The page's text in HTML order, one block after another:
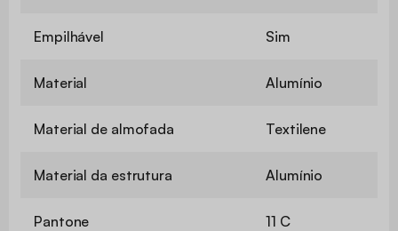
Empilhável Sim
Material Alumínio
Material de almofada Textilene
Material da estrutura Alumínio
Pantone 11 C